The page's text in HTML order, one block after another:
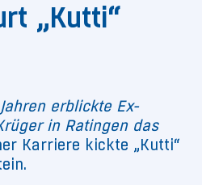
„Kutti“
erblickte Ex-
in Ratingen das
Karriere kickte „Kutti“